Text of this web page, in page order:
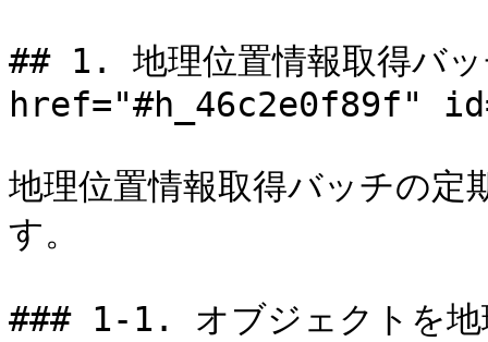
## 1. 地理位置情報取得バ
href="#h_46c2e0f89f"
地理位置情報取得バッチの定
す。
### 1-1. オブジェクトを地